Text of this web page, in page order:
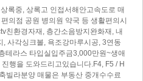
록중, 상록고 인접서해안고속도로 매
의점 공원 병의원 약국 등 생활편의시
친환경자재, 층간소음방지완화재, 내
사각싱크볼, 욕조강마루시공, 3연동
테라스 타입실입주금3,000만원~생애
행을 도와드리고있습니다.F4, F5 / H
빌라분양 매물은 부동산 중개수수료